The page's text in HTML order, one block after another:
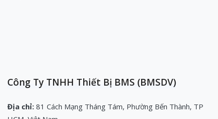
Công Ty TNHH Thiết Bị BMS (BMSDV)
Địa chỉ: 81 Cách Mạng Tháng Tám, Phường Bến Thành, TP